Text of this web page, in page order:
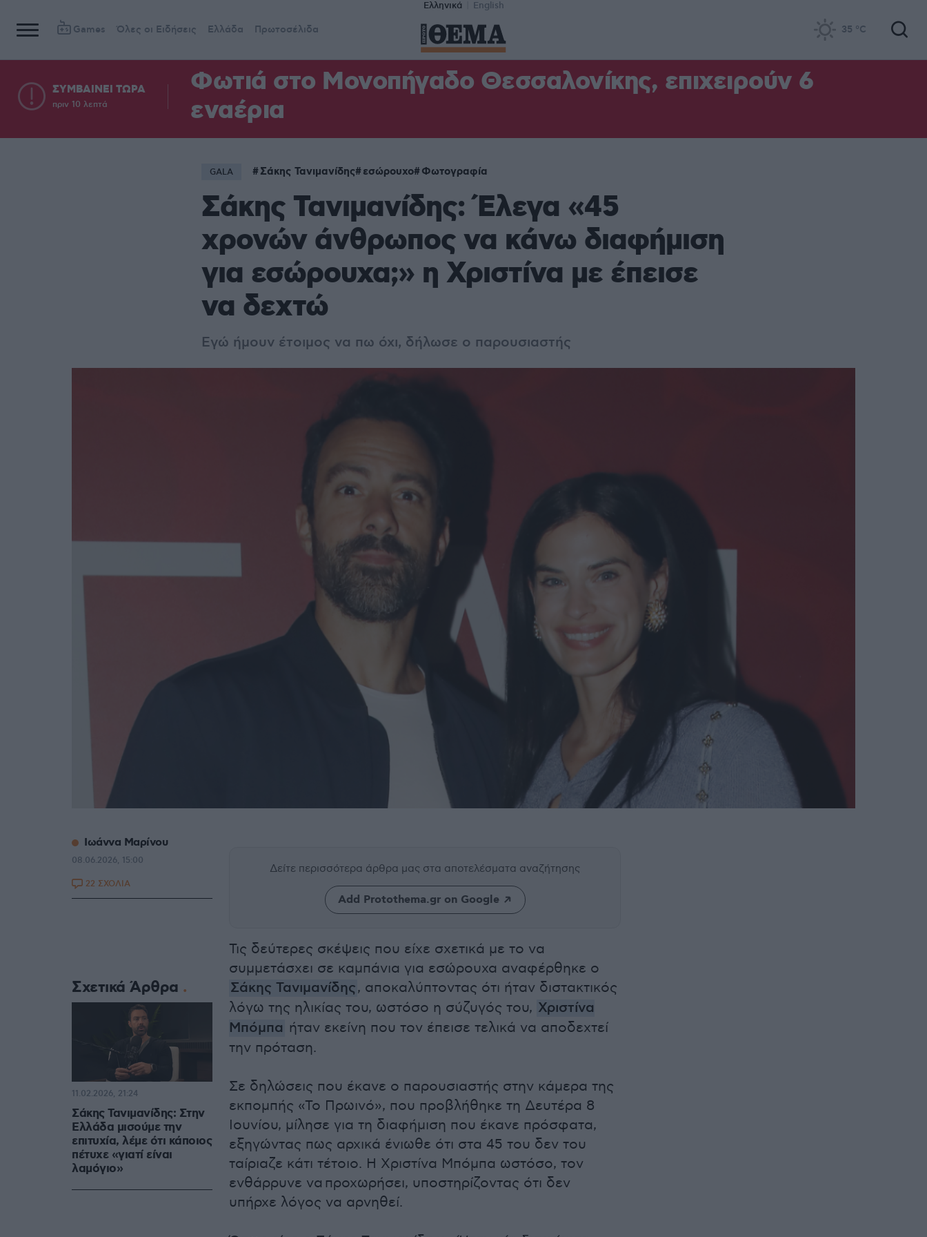
Ελληνικά English
Games Όλες οι Ειδήσεις Ελλάδα Πρωτοσέλιδα 35 °C
ΣΥΜΒΑΙΝΕΙ ΤΩΡΑ
πριν 10 λεπτά
Φωτιά στο Μονοπήγαδο Θεσσαλονίκης, επιχειρούν 6
εναέρια
GALA Σάκης Τανιμανίδης εσώρουχο Φωτογραφία
Σάκης Τανιμανίδης: Έλεγα «45
χρονών άνθρωπος να κάνω διαφήμιση
για εσώρουχα;» η Χριστίνα με έπεισε
να δεχτώ
Εγώ ήμουν έτοιμος να πω όχι, δήλωσε ο παρουσιαστής
Δείτε περισσότερα άρθρα μας στα αποτελέσματα αναζήτησης
Add Protothema.gr on Google
Τις δεύτερες σκέψεις που είχε σχετικά με το να
συμμετάσχει σε καμπάνια για εσώρουχα αναφέρθηκε ο
Σάκης Τανιμανίδης, αποκαλύπτοντας ότι ήταν διστακτικός
λόγω της ηλικίας του, ωστόσο η σύζυγός του, Χριστίνα
Μπόμπα ήταν εκείνη που τον έπεισε τελικά να αποδεχτεί
την πρόταση.
Σε δηλώσεις που έκανε ο παρουσιαστής στην κάμερα της
εκπομπής «Το Πρωινό», που προβλήθηκε τη Δευτέρα 8
Ιουνίου, μίλησε για τη διαφήμιση που έκανε πρόσφατα,
εξηγώντας πως αρχικά ένιωθε ότι στα 45 του δεν του
ταίριαζε κάτι τέτοιο. Η Χριστίνα Μπόμπα ωστόσο, τον
ενθάρρυνε να προχωρήσει, υποστηρίζοντας ότι δεν
υπήρχε λόγος να αρνηθεί.
Ιωάννα Μαρίνου
08.06.2026, 15:00
22 ΣΧΟΛΙΑ
Σχετικά Άρθρα
Σάκης Τανιμανίδης: Στην
Ελλάδα μισούμε την
επιτυχία, λέμε ότι κάποιος
πέτυχε «γιατί είναι
λαμόγιο»
11.02.2026, 21:24